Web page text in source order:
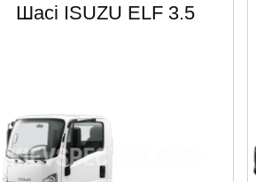
Шасі ISUZU ELF 3.5